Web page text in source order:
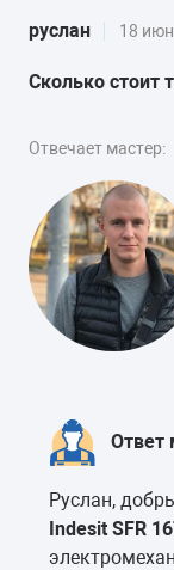
руслан 18
Сколько стоит
Отвечает мастер:
Ответ
Руслан,
Indesit SFR